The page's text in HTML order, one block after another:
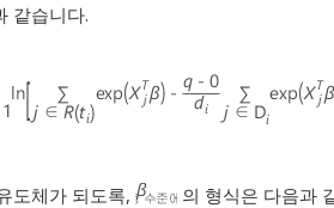
같습니다.
도체가 되도록, 의 형식은 다음과